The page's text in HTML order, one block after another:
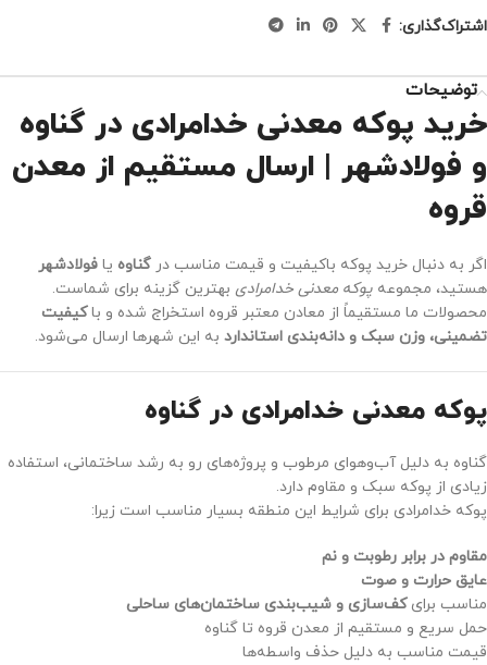
اشتراک‌گذاری:
توضیحات
خرید پوکه معدنی خدامرادی در گناوه
و فولادشهر | ارسال مستقیم از معدن
قروه
اگر به دنبال خرید پوکه باکیفیت و قیمت مناسب در گناوه یا فولادشهر
هستید، مجموعه پوکه معدنی خدامرادی بهترین گزینه برای شماست.
محصولات ما مستقیماً از معادن معتبر قروه استخراج شده و باکیفیت
تضمینی، وزن سبک و دانه‌بندی استاندارد به این شهرها ارسال می‌شود.
پوکه معدنی خدامرادی در گناوه
گناوه به دلیل آب‌وهوای مرطوب و پروژه‌های رو به رشد ساختمانی، استفاده
زیادی از پوکه سبک و مقاوم دارد.
پوکه خدامرادی برای شرایط این منطقه بسیار مناسب است زیرا:
مقاوم در برابر رطوبت و نم
عایق حرارت و صوت
مناسب برایکف‌سازی و شیب‌بندی ساختمان‌های ساحلی
حمل سریع و مستقیم از معدن قروه تا گناوه
قیمت مناسب به دلیل حذف واسطه‌ها